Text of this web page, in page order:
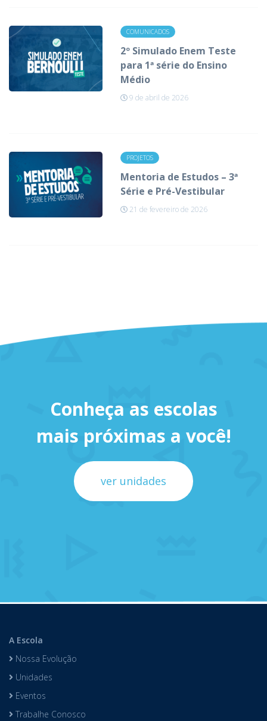
COMUNICADOS
2º Simulado Enem Teste
para 1ª série do Ensino
Médio
9 de abril de 2026
PROJETOS
Mentoria de Estudos – 3ª
Série e Pré-Vestibular
21 de fevereiro de 2026
Conheça as escolas
mais próximas a você!
ver unidades
A Escola
Nossa Evolução
Unidades
Eventos
Trabalhe Conosco